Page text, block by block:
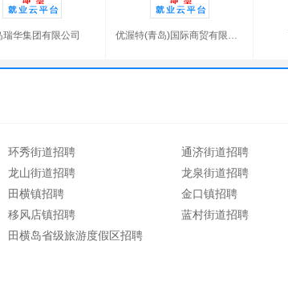
瑞华集团有限公司 优渥特(青岛)国际商贸有限公司
环秀街道招聘 通济街道招聘
龙山街道招聘 龙泉街道招聘
田横镇招聘 金口镇招聘
移风店镇招聘 蓝村街道招聘
田横岛省级旅游度假区招聘